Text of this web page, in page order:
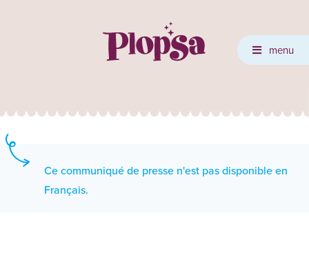
menu
Ce communiqué de presse n'est pas disponible en
Français.